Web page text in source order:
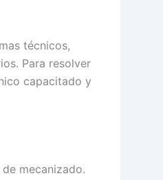
técnicos,
Para resolver
capacitado y
mecanizado.